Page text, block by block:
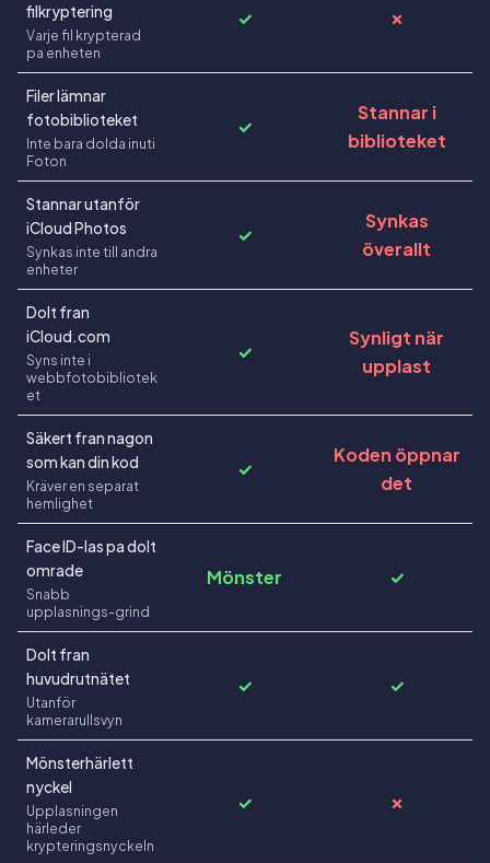
filkryptering
Varje fil krypterad
pa enheten
✓ ✗
Filer lämnar
fotobiblioteket
Inte bara dolda inuti
Foton
✓
Stannar i
biblioteket
Stannar utanför
iCloud Photos
Synkas inte till andra
enheter
✓
Synkas
överallt
Dolt fran
iCloud.com
Syns inte i
webbfotobibliotek
et
✓
Synligt när
upplast
Säkert fran nagon
som kan din kod
Kräver en separat
hemlighet
✓
Koden öppnar
det
Face ID-las pa dolt
omrade
Snabb
upplasnings-grind
Mönster ✓
Dolt fran
huvudrutnätet
Utanför
kamerarullsvyn
✓ ✓
Mönsterhärlett
nyckel
Upplasningen
härleder
krypteringsnyckeln
✓ ✗